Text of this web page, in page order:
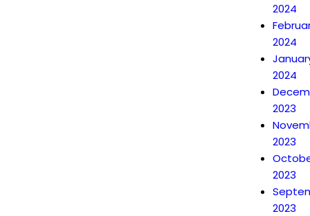
2024
2024
2024
2023
2023
2023
2023